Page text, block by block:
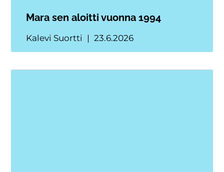
Mara sen aloitti vuonna 1994
Kalevi Suortti 23.6.2026